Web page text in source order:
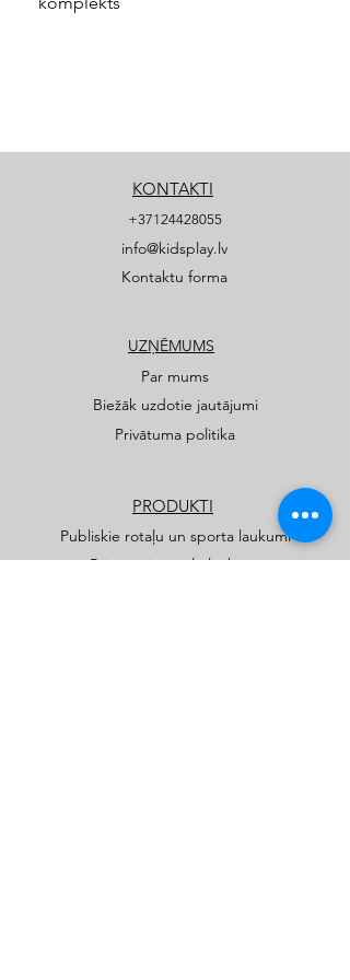
KONTAKTI
+37124428055
info@kidsplay.lv
Kontaktu forma
UZŅĒMUMS
Par mums
Biežāk uzdotie jautājumi
Privātuma politika
PRODUKTI
Publiskie rotaļu un sporta laukumi
Privātmāju rotaļu laukumi